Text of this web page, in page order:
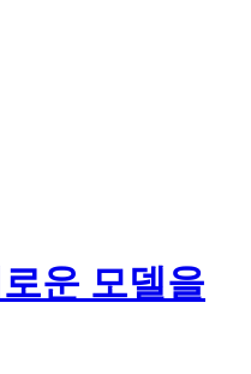
운 모델을